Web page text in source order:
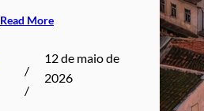
Read More
/
/
12 de maio de
2026